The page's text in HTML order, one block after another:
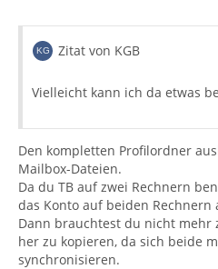
Zitat von KGB
Vielleicht kann ich da etwas
Den kompletten Profilordner
Mailbox-Dateien.
Da du TB auf zwei Rechnern
das Konto auf beiden Rechnern
Dann brauchtest du nicht mehr
her zu kopieren, da sich beide
synchronisieren.